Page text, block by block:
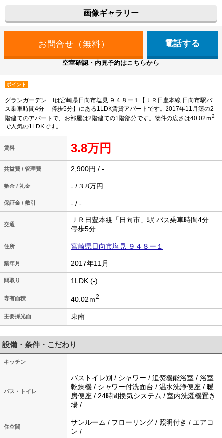
画像ギャラリー
電話する
空室確認・内見予約はこちらから
ポイント
グランガーデン Ⅰは宮崎県日向市塩見 ９４８ー１【ＪＲ日豊本線 日向市駅バ
ス乗車時間4分 停歩5分】にある1LDK賃貸アパートです。2017年11月築の2
階建てのアパートで、お部屋は2階建ての1階部分です。物件の広さは40.02ｍ2
で人気の1LDKです。
賃料 3.8万円
共益費 / 管理費 2,900円 / -
敷金 / 礼金 - / 3.8万円
保証金 / 敷引 - / -
交通
ＪＲ日豊本線「日向市」駅 バス乗車時間4分
停歩5分
住所 宮崎県日向市塩見 ９４８ー１
築年月 2017年11月
間取り 1LDK (-)
専有面積 40.02ｍ2
主要採光面 東南
設備・条件・こだわり
キッチン
バス・トイレ
バストイレ別 / シャワー / 追焚機能浴室 / 浴室
乾燥機 / シャワー付洗面台 / 温水洗浄便座 / 暖
房便座 / 24時間換気システム / 室内洗濯機置き
場 /
住空間
サンルーム / フローリング / 照明付き / エアコ
ン /